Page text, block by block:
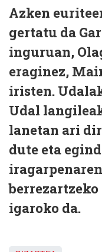
Azken
gertatu da
inguruan,
eraginez,
iristen.
Udal
lanetan ari
dute eta
igaroko da.